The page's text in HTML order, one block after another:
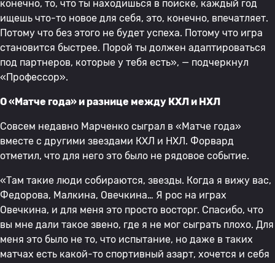
конечно, то, что ты находишься в поиске, каждый год
ищешь что-то новое для себя, это, конечно, впечатляет.
Потому что без этого не будет успеха. Потому что игра
становится быстрее. Порой ты должен адаптироваться
под партнеров, которые у тебя есть», — подчеркнул
«Профессор».
О «Матче года» и разнице между КХЛ и НХЛ
Совсем недавно Марченко сыграл в «Матче года»
вместе с другими звездами КХЛ и НХЛ. Форвард
отметил, что для него это было не рядовое событие.
«Там такие люди собираются, звезды. Когда я вижу вас,
Федорова, Малкина, Овечкина… Я рос на играх
Овечкина, и для меня это просто восторг. Спасибо, что
вы мне дали такое звено, где я не мог сыграть плохо. Для
меня это было не то, что испытание, но даже в таких
матчах есть какой-то спортивный азарт, хочется и себя